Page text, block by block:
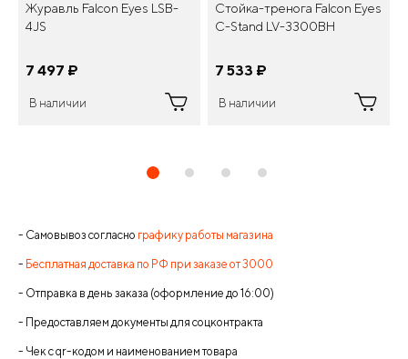
Журавль Falcon Eyes LSB-
4JS
7 497 ¤
В наличии
Стойка-тренога Falcon Eyes
C-Stand LV-3300BH
7 533 ¤
В наличии
- Самовывоз согласно графику работы магазина
- Бесплатная доставка по РФ при заказе от 3000
- Отправка в день заказа (оформление до 16:00)
- Предоставляем документы для соцконтракта
- Чек с qr-кодом и наименованием товара